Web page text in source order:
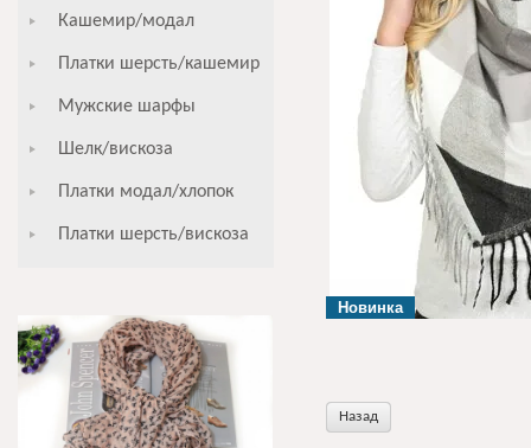
Кашемир/модал
Платки шерсть/кашемир
Мужские шарфы
Шелк/вискоза
Платки модал/хлопок
Платки шерсть/вискоза
Новинка
Назад